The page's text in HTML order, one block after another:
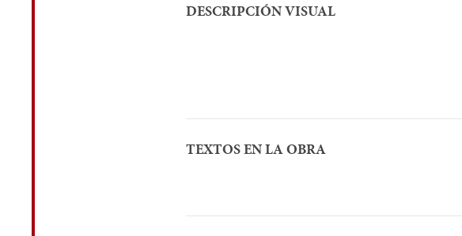
DESCRIPCIÓN VISUAL
TEXTOS EN LA OBRA